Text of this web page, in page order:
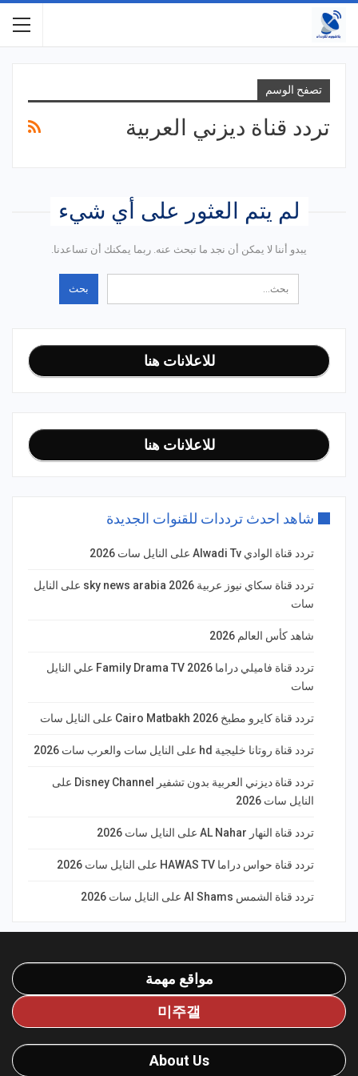
تصفح الوسم
تردد قناة ديزني العربية
لم يتم العثور على أي شيء
يبدو أننا لا يمكن أن نجد ما تبحث عنه. ربما يمكنك أن تساعدنا.
للاعلانات هنا
للاعلانات هنا
شاهد احدث ترددات للقنوات الجديدة
تردد قناة الوادي Alwadi Tv على النايل سات 2026
تردد قناة سكاي نيوز عربية 2026 sky news arabia على النايل
سات
شاهد كأس العالم 2026
تردد قناة فاميلي دراما Family Drama TV 2026 علي النايل
سات
تردد قناة كايرو مطبخ 2026 Cairo Matbakh على النايل سات
تردد قناة روتانا خليجية hd على النايل سات والعرب سات 2026
تردد قناة ديزني العربية بدون تشفير Disney Channel على
النايل سات 2026
تردد قناة النهار AL Nahar على النايل سات 2026
تردد قناة حواس دراما HAWAS TV على النايل سات 2026
تردد قناة الشمس Al Shams على النايل سات 2026
مواقع مهمة
미주갤
About Us